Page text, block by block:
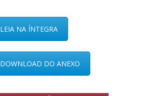
LEIA NA ÍNTEGRA
DOWNLOAD DO ANEXO